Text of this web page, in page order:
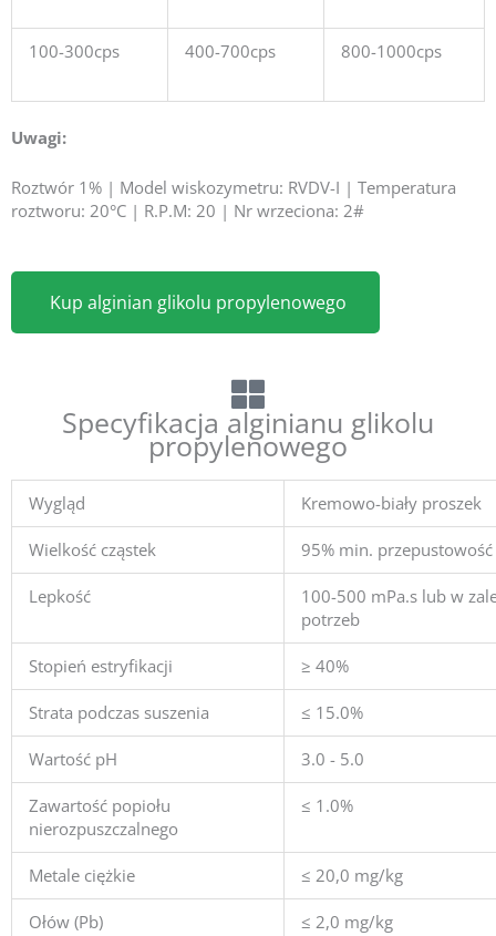
100-300cps 400-700cps 800-1000cps
Uwagi:
Roztwór 1% | Model wiskozymetru: RVDV-I | Temperatura
roztworu: 20°C | R.P.M: 20 | Nr wrzeciona: 2#
Kup alginian glikolu propylenowego
Specyfikacja alginianu glikolu
propylenowego
Wygląd Kremowo-biały proszek
Wielkość cząstek 95% min.
Lepkość
100-500 mPa.s lub w
potrzeb
Stopień estryfikacji ≥ 40%
Strata podczas suszenia ≤ 15.0%
Wartość pH 3.0 - 5.0
Zawartość popiołu
nierozpuszczalnego
≤ 1.0%
Metale ciężkie ≤ 20,0 mg/kg
Ołów (Pb) ≤ 2,0 mg/kg